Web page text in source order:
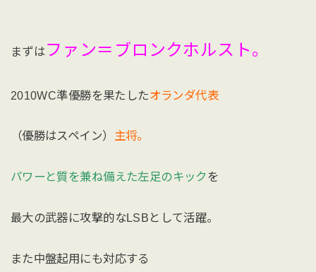
まずはファン＝ブロンクホルスト。
2010WC準優勝を果たしたオランダ代表
（優勝はスペイン） 主将。
パワーと質を兼ね備えた左足のキックを
最大の武器に攻撃的なLSBとして活躍。
また中盤起用にも対応する